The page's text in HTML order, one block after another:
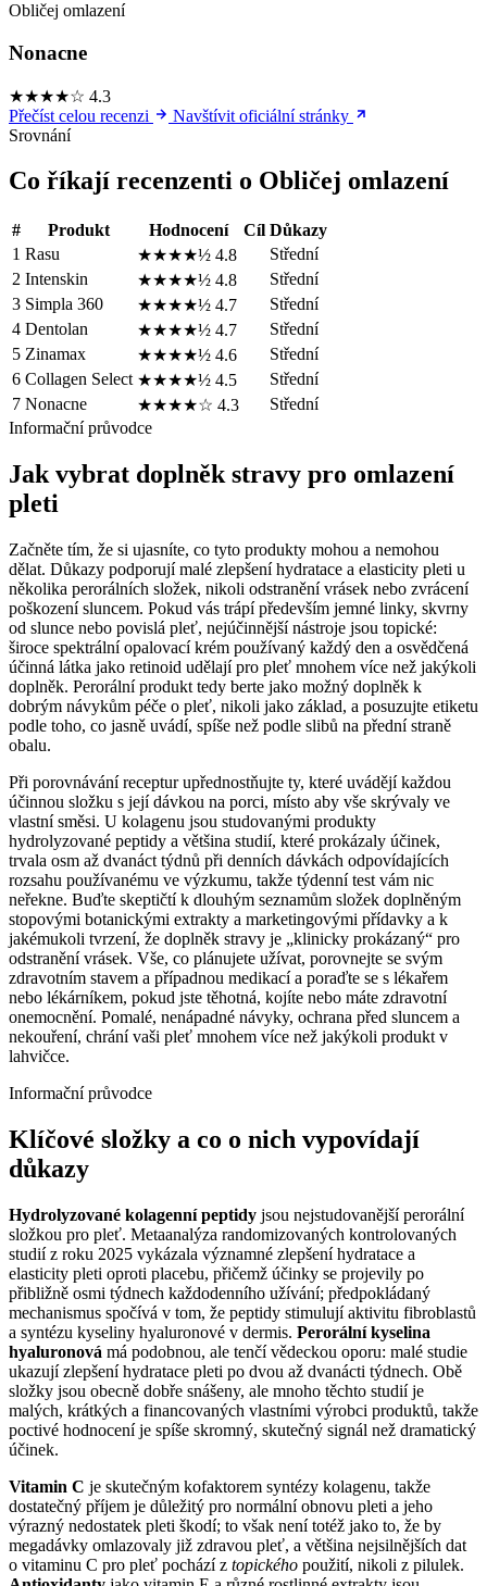
Obličej omlazení
Nonacne
★★★★☆ 4.3
Přečíst celou recenzi
Navštívit oficiální stránky
Srovnání
Co říkají recenzenti o Obličej omlazení
# Produkt Hodnocení Cíl Důkazy
1 Rasu ★★★★½ 4.8
Střední
2 Intenskin ★★★★½ 4.8
Střední
3 Simpla 360 ★★★★½ 4.7
Střední
4 Dentolan ★★★★½ 4.7
Střední
5 Zinamax ★★★★½ 4.6
Střední
6 Collagen Select ★★★★½ 4.5
Střední
7 Nonacne ★★★★☆ 4.3
Střední
Informační průvodce
Jak vybrat doplněk stravy pro omlazení
pleti
Začněte tím, že si ujasníte, co tyto produkty mohou a nemohou
dělat. Důkazy podporují malé zlepšení hydratace a elasticity pleti u
několika perorálních složek, nikoli odstranění vrásek nebo zvrácení
poškození sluncem. Pokud vás trápí především jemné linky, skvrny
od slunce nebo povislá pleť, nejúčinnější nástroje jsou topické:
široce spektrální opalovací krém používaný každý den a osvědčená
účinná látka jako retinoid udělají pro pleť mnohem více než jakýkoli
doplněk. Perorální produkt tedy berte jako možný doplněk k
dobrým návykům péče o pleť, nikoli jako základ, a posuzujte etiketu
podle toho, co jasně uvádí, spíše než podle slibů na přední straně
obalu.
Při porovnávání receptur upřednostňujte ty, které uvádějí každou
účinnou složku s její dávkou na porci, místo aby vše skrývaly ve
vlastní směsi. U kolagenu jsou studovanými produkty
hydrolyzované peptidy a většina studií, které prokázaly účinek,
trvala osm až dvanáct týdnů při denních dávkách odpovídajících
rozsahu používanému ve výzkumu, takže týdenní test vám nic
neřekne. Buďte skeptičtí k dlouhým seznamům složek doplněným
stopovými botanickými extrakty a marketingovými přídavky a k
jakémukoli tvrzení, že doplněk stravy je „klinicky prokázaný“ pro
odstranění vrásek. Vše, co plánujete užívat, porovnejte se svým
zdravotním stavem a případnou medikací a poraďte se s lékařem
nebo lékárníkem, pokud jste těhotná, kojíte nebo máte zdravotní
onemocnění. Pomalé, nenápadné návyky, ochrana před sluncem a
nekouření, chrání vaši pleť mnohem více než jakýkoli produkt v
lahvičce.
Informační průvodce
Klíčové složky a co o nich vypovídají
důkazy
Hydrolyzované kolagenní peptidy jsou nejstudovanější perorální
složkou pro pleť. Metaanalýza randomizovaných kontrolovaných
studií z roku 2025 vykázala významné zlepšení hydratace a
elasticity pleti oproti placebu, přičemž účinky se projevily po
přibližně osmi týdnech každodenního užívání; předpokládaný
mechanismus spočívá v tom, že peptidy stimulují aktivitu fibroblastů
a syntézu kyseliny hyaluronové v dermis. Perorální kyselina
hyaluronová má podobnou, ale tenčí vědeckou oporu: malé studie
ukazují zlepšení hydratace pleti po dvou až dvanácti týdnech. Obě
složky jsou obecně dobře snášeny, ale mnoho těchto studií je
malých, krátkých a financovaných vlastními výrobci produktů, takže
poctivé hodnocení je spíše skromný, skutečný signál než dramatický
účinek.
Vitamin C je skutečným kofaktorem syntézy kolagenu, takže
dostatečný příjem je důležitý pro normální obnovu pleti a jeho
výrazný nedostatek pleti škodí; to však není totéž jako to, že by
megadávky omlazovaly již zdravou pleť, a většina nejsilnějších dat
o vitaminu C pro pleť pochází z topického použití, nikoli z pilulek.